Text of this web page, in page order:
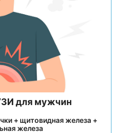
для мужчин
+ щитовидная железа +
железа